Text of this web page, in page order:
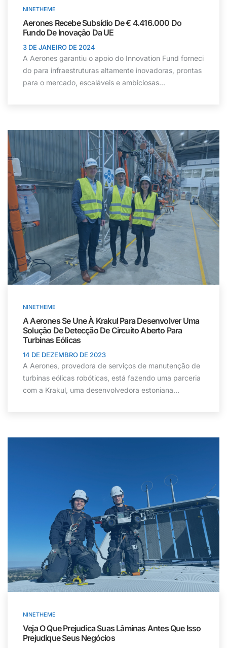
NINETHEME
Aerones Recebe Subsídio De € 4.416.000 Do
Fundo De Inovação Da UE
3 DE JANEIRO DE 2024
A Aerones garantiu o apoio do Innovation Fund forneci
do para infraestruturas altamente inovadoras, prontas
para o mercado, escaláveis e ambiciosas...
NINETHEME
A Aerones Se Une À Krakul Para Desenvolver Uma
Solução De Detecção De Circuito Aberto Para
Turbinas Eólicas
14 DE DEZEMBRO DE 2023
A Aerones, provedora de serviços de manutenção de
turbinas eólicas robóticas, está fazendo uma parceria
com a Krakul, uma desenvolvedora estoniana...
NINETHEME
Veja O Que Prejudica Suas Lâminas Antes Que Isso
Prejudique Seus Negócios